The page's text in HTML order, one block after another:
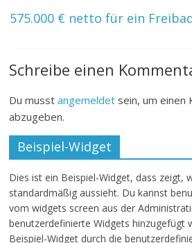
575.000 € netto für ein
Schreibe einen
Du musstangemeldet sein, um einen
abzugeben.
Beispiel-Widget
Dies ist ein Beispiel-Widget, dass zeigt,
standardmäßig aussieht. Du kannst
vom widgets screen aus der
benutzerdefinierte Widgets hinzugefügt
Beispiel-Widget durch die